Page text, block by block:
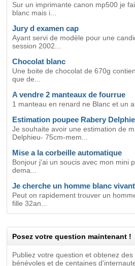
Sur un imprimante canon mp500 je
blanc mais i...
Jury d examen cap
Ayant servi de modèle pour une
session 2002...
Chocolat blanc
Une boite de chocolat de 670g
que de...
A vendre 2 manteaux de fourrue
1 manteau en renard ne Blanc et un
Estimation poupee Rabery
Je souhaite avoir une estimation de
Delphieu- 75cm-mem...
Mise a la corbeille automatique
Bonjour j'ai un soucis avec mon mini
dema...
Je cherche un homme blanc
Peut on rapidement trouver un
fille 32an...
Posez votre question maintenant !
Publiez votre question et obtenez
bénévoles et de centaines